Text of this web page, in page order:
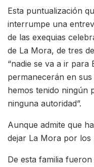
Esta puntualización
interrumpe una
de las exequias
de La Mora, de tres
“nadie se va a ir para
permanecerán en
hemos tenido ningún
ninguna autoridad”.
Aunque admite que
dejar La Mora por los
De esta familia